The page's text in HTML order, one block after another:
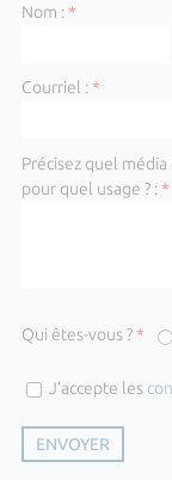
Nom :*
Courriel :*
Précisez quel
pour quel usage ? :*
Qui êtes-vous ?*
J’accepte les